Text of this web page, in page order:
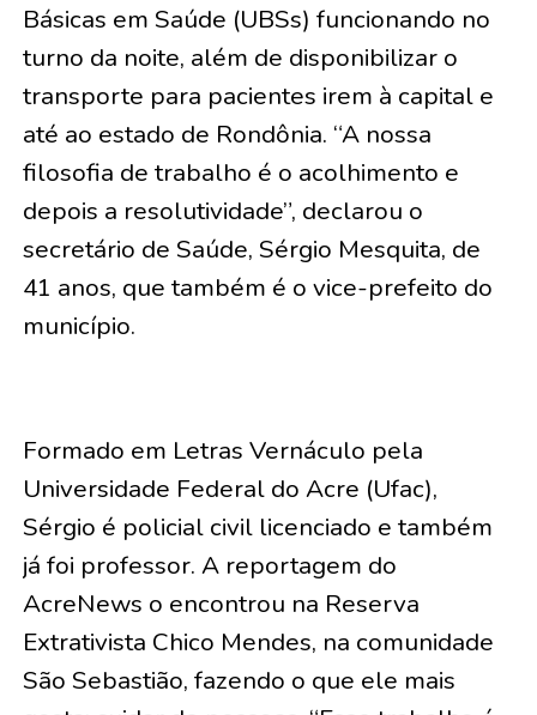
Básicas em Saúde (UBSs) funcionando no
turno da noite, além de disponibilizar o
transporte para pacientes irem à capital e
até ao estado de Rondônia. “A nossa
filosofia de trabalho é o acolhimento e
depois a resolutividade”, declarou o
secretário de Saúde, Sérgio Mesquita, de
41 anos, que também é o vice-prefeito do
município.
Formado em Letras Vernáculo pela
Universidade Federal do Acre (Ufac),
Sérgio é policial civil licenciado e também
já foi professor. A reportagem do
AcreNews o encontrou na Reserva
Extrativista Chico Mendes, na comunidade
São Sebastião, fazendo o que ele mais